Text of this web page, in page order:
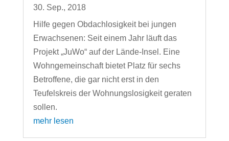
30. Sep., 2018
Hilfe gegen Obdachlosigkeit bei jungen
Erwachsenen: Seit einem Jahr läuft das
Projekt „JuWo“ auf der Lände-Insel. Eine
Wohngemeinschaft bietet Platz für sechs
Betroffene, die gar nicht erst in den
Teufelskreis der Wohnungslosigkeit geraten
sollen.
mehr lesen